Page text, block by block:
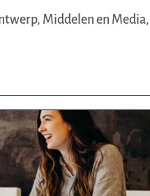
, Middelen en Media,